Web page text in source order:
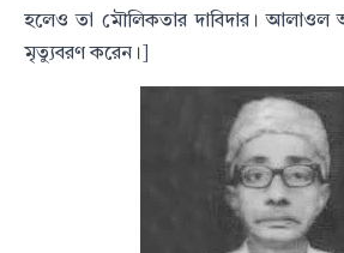
হলেওতা মৌলিকতার দাবিদার।
মৃত্যুবরণ করেন।]